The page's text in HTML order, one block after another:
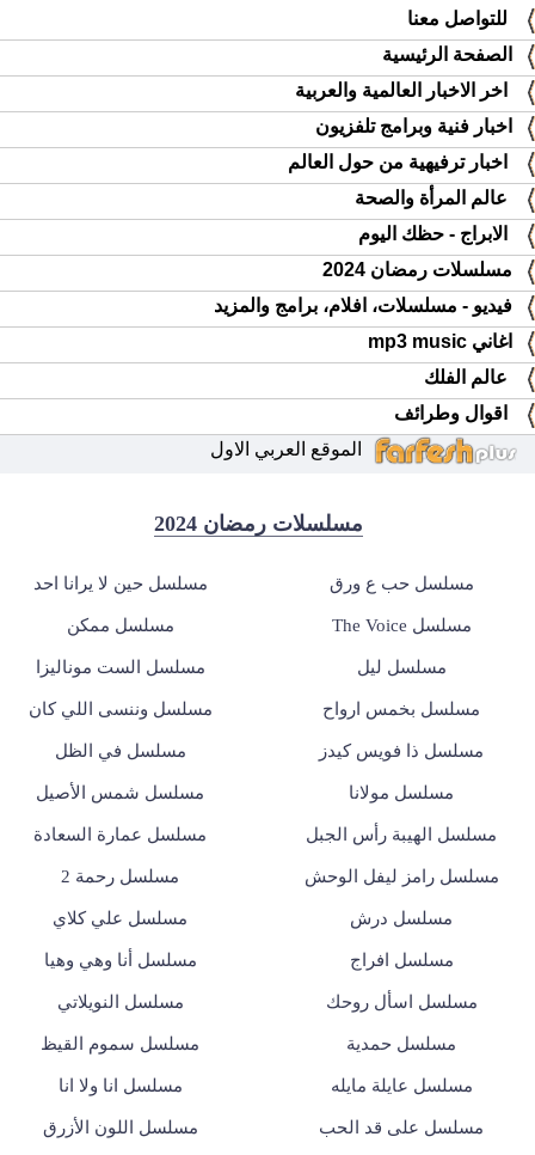
للتواصل معنا
الصفحة الرئيسية
اخر الاخبار العالمية والعربية
اخبار فنية وبرامج تلفزيون
اخبار ترفيهية من حول العالم
عالم المرأة والصحة
الابراج - حظك اليوم
مسلسلات رمضان 2024
فيديو - مسلسلات، افلام، برامج والمزيد
اغاني mp3 music
عالم الفلك
اقوال وطرائف
الموقع العربي الاول
مسلسلات رمضان 2024
مسلسل حب ع ورق مسلسل حين لا يرانا احد
مسلسل The Voice مسلسل ممكن
مسلسل ليل مسلسل الست موناليزا
مسلسل بخمس ارواح مسلسل وننسى اللي كان
مسلسل ذا فويس كيدز مسلسل في الظل
مسلسل مولانا مسلسل شمس الأصيل
مسلسل الهيبة رأس الجبل مسلسل عمارة السعادة
مسلسل رامز ليفل الوحش مسلسل رحمة 2
مسلسل درش مسلسل علي كلاي
مسلسل افراج مسلسل أنا وهي وهيا
مسلسل اسأل روحك مسلسل النويلاتي
مسلسل حمدية مسلسل سموم القيظ
مسلسل عايلة مايله مسلسل انا ولا انا
مسلسل على قد الحب مسلسل اللون الأزرق